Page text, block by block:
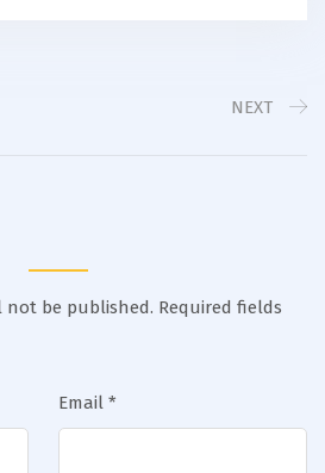
NEXT
not be published. Required fields
Email *